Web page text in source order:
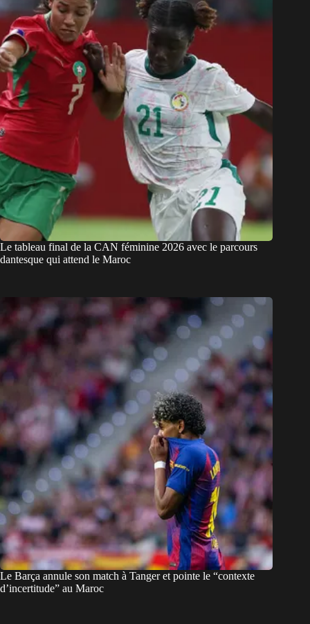
Le tableau final de la CAN féminine 2026 avec le parcours
dantesque qui attend le Maroc
Le Barça annule son match à Tanger et pointe le “contexte
d’incertitude” au Maroc